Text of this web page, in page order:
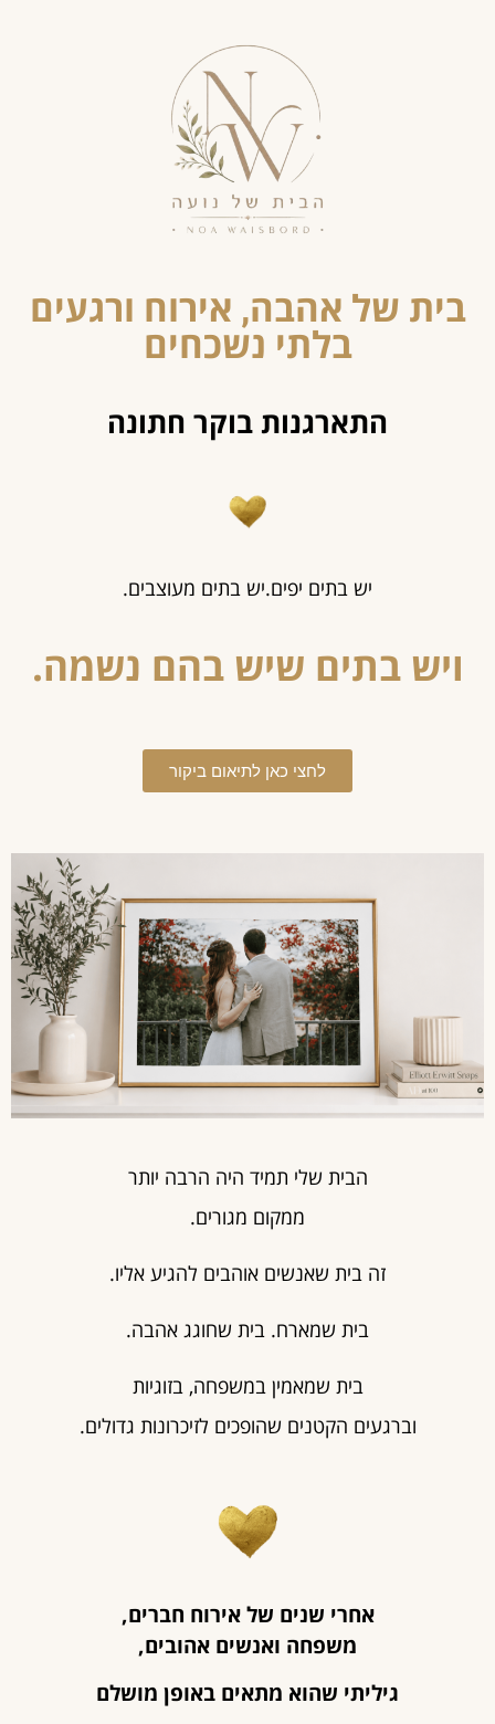
בית של אהבה, אירוח ורגעים
בלתי נשכחים
התארגנות בוקר חתונה
יש בתים יפים.יש בתים מעוצבים.
ויש בתים שיש בהם נשמה.
לחצי כאן לתיאום ביקור
הבית שלי תמיד היה הרבה יותר
ממקום מגורים.
זה בית שאנשים אוהבים להגיע אליו.
בית שמארח. בית שחוגג אהבה.
בית שמאמין במשפחה, בזוגיות
וברגעים הקטנים שהופכים לזיכרונות גדולים.
אחרי שנים של אירוח חברים,
משפחה ואנשים אהובים,
גיליתי שהוא מתאים באופן מושלם